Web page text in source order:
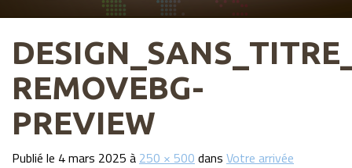
REMOVEBG-
PREVIEW
Publié le 4 mars 2025 à 250 × 500 dans Votre arrivée